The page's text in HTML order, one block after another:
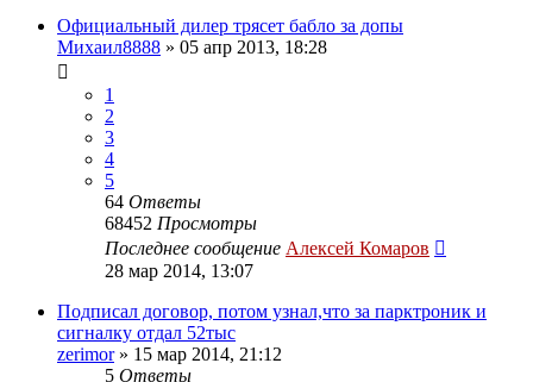
Официальный дилер трясет бабло за допы
Михаил8888 » 05 апр 2013, 18:28
1
2
3
4
5
64 Ответы
68452 Просмотры
Последнее сообщение Алексей Комаров
28 мар 2014, 13:07
Подписал договор, потом узнал,что за парктроник и
сигналку отдал 52тыс
zerimor» 15 мар 2014, 21:12
5 Ответы